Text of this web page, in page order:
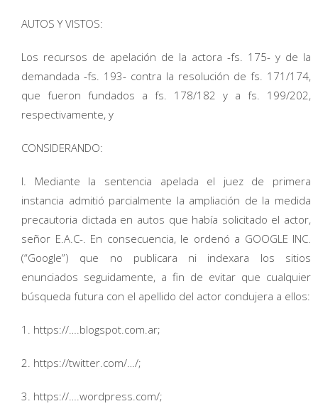
AUTOS Y VISTOS:
Los recursos de apelación de la actora -fs. 175- y de la
demandada -fs. 193- contra la resolución de fs. 171/174,
que fueron fundados a fs. 178/182 y a fs. 199/202,
respectivamente, y
CONSIDERANDO:
I. Mediante la sentencia apelada el juez de primera
instancia admitió parcialmente la ampliación de la medida
precautoria dictada en autos que había solicitado el actor,
señor E.A.C-. En consecuencia, le ordenó a GOOGLE INC.
(“Google”) que no publicara ni indexara los sitios
enunciados seguidamente, a fin de evitar que cualquier
búsqueda futura con el apellido del actor condujera a ellos:
1. https://….blogspot.com.ar;
2. https://twitter.com/…/;
3. https://….wordpress.com/;